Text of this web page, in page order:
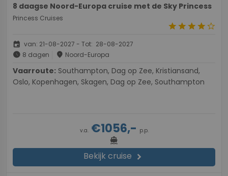
8 daagse Noord-Europa cruise met de Sky Princess
Princess Cruises
starstarstarstarstar_border
event van: 21-08-2027 - Tot: 28-08-2027
schedule 8 dagen place Noord-Europa
Vaarroute:
Oslo, Kopenhagen, Skagen, Dag op Zee, Southampton
v.a.€1056,- p.p.
directions_boat
Bekijk cruise chevron_right